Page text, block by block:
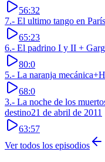
56:32
7.- El ultimo tango en
65:23
6.- El padrino I y II +
80:0
5.- La naranja
68:0
3.- La noche de los
destino21 de abril de 2011
63:57
Ver todos los episodios